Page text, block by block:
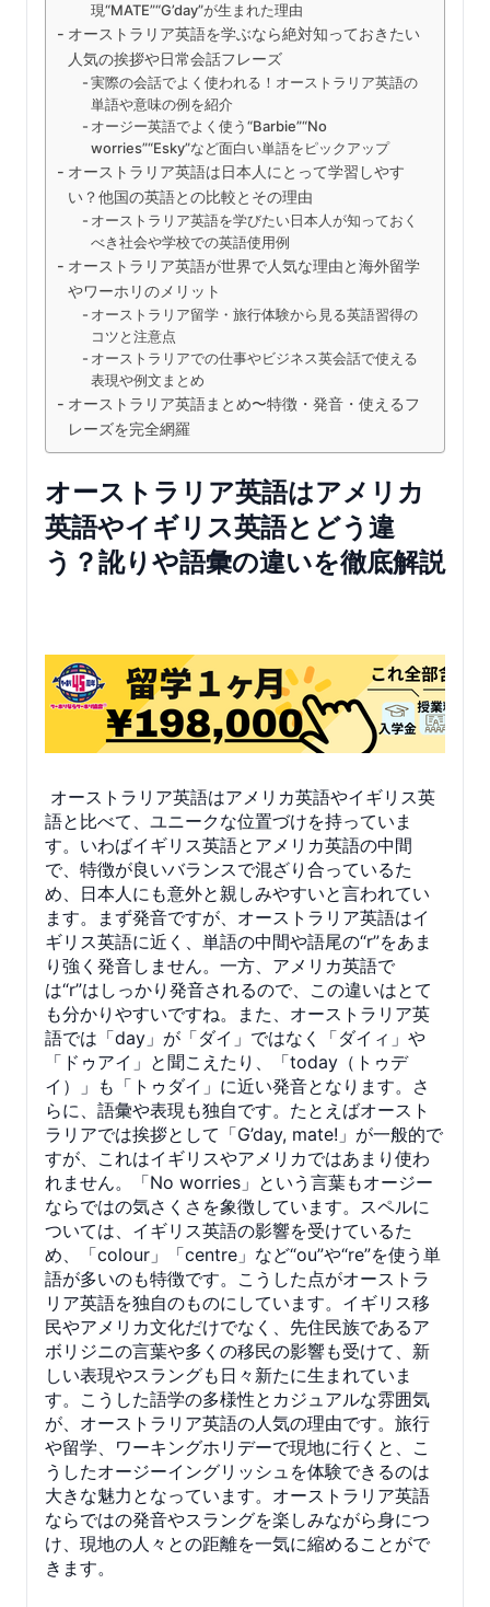
現“MATE”“G’day”が生まれた理由
オーストラリア英語を学ぶなら絶対知っておきたい
人気の挨拶や日常会話フレーズ
実際の会話でよく使われる！オーストラリア英語の
単語や意味の例を紹介
オージー英語でよく使う“Barbie”“No
worries”“Esky”など面白い単語をピックアップ
オーストラリア英語は日本人にとって学習しやす
い？他国の英語との比較とその理由
オーストラリア英語を学びたい日本人が知っておく
べき社会や学校での英語使用例
オーストラリア英語が世界で人気な理由と海外留学
やワーホリのメリット
オーストラリア留学・旅行体験から見る英語習得の
コツと注意点
オーストラリアでの仕事やビジネス英会話で使える
表現や例文まとめ
オーストラリア英語まとめ〜特徴・発音・使えるフ
レーズを完全網羅
オーストラリア英語はアメリカ
英語やイギリス英語とどう違
う？訛りや語彙の違いを徹底解説
オーストラリア英語はアメリカ英語やイギリス英
語と比べて、ユニークな位置づけを持っていま
す。いわばイギリス英語とアメリカ英語の中間
で、特徴が良いバランスで混ざり合っているた
め、日本人にも意外と親しみやすいと言われてい
ます。まず発音ですが、オーストラリア英語はイ
ギリス英語に近く、単語の中間や語尾の“r”をあま
り強く発音しません。一方、アメリカ英語で
は“r”はしっかり発音されるので、この違いはとて
も分かりやすいですね。また、オーストラリア英
語では「day」が「ダイ」ではなく「ダイィ」や
「ドゥアイ」と聞こえたり、「today（トゥデ
イ）」も「トゥダイ」に近い発音となります。さ
らに、語彙や表現も独自です。たとえばオースト
ラリアでは挨拶として「G’day, mate!」が一般的で
すが、これはイギリスやアメリカではあまり使わ
れません。「No worries」という言葉もオージー
ならではの気さくさを象徴しています。スペルに
ついては、イギリス英語の影響を受けているた
め、「colour」「centre」など“ou”や“re”を使う単
語が多いのも特徴です。こうした点がオーストラ
リア英語を独自のものにしています。イギリス移
民やアメリカ文化だけでなく、先住民族であるア
ボリジニの言葉や多くの移民の影響も受けて、新
しい表現やスラングも日々新たに生まれていま
す。こうした語学の多様性とカジュアルな雰囲気
が、オーストラリア英語の人気の理由です。旅行
や留学、ワーキングホリデーで現地に行くと、こ
うしたオージーイングリッシュを体験できるのは
大きな魅力となっています。オーストラリア英語
ならではの発音やスラングを楽しみながら身につ
け、現地の人々との距離を一気に縮めることがで
きます。